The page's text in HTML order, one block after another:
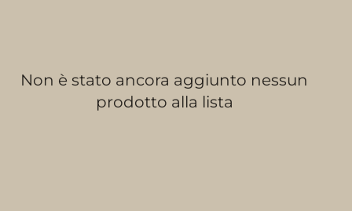
Non è stato ancora aggiunto nessun
prodotto alla lista